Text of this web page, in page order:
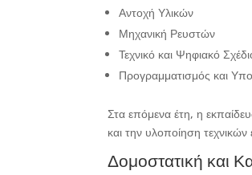
Αντοχή Υλικών
Μηχανική Ρευστών
Τεχνικό και Ψηφιακό
Προγραμματισμός και
Στα επόμενα έτη, η
και την υλοποίηση
Δομοστατική και